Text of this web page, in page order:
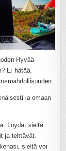
Hyvää
Ei hätää,
ja omaan
Löydät sieltä
ja tehtävät.
sieltä voi